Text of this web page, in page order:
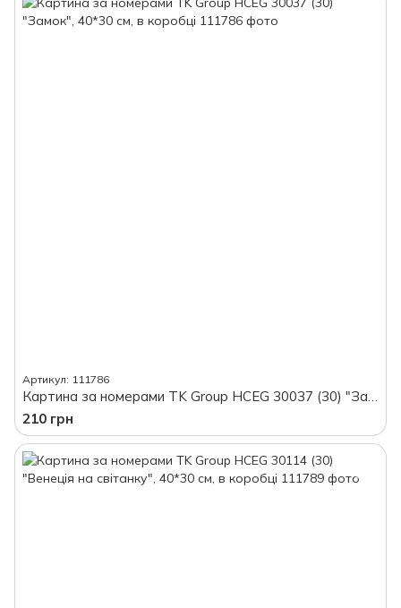
Артикул: 111786
Картина за номерами TK Group HCEG 30037 (30) "Замок", 40*30 см, в коробці
210 грн